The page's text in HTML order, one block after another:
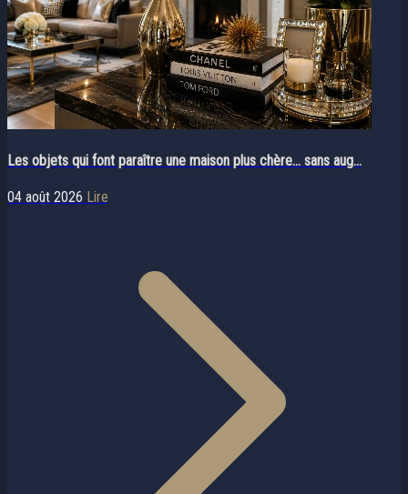
Les objets qui font paraître une maison plus chère… sans aug...
04 août 2026 Lire